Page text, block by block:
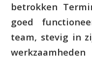
betrokken
goed
team, stevig in